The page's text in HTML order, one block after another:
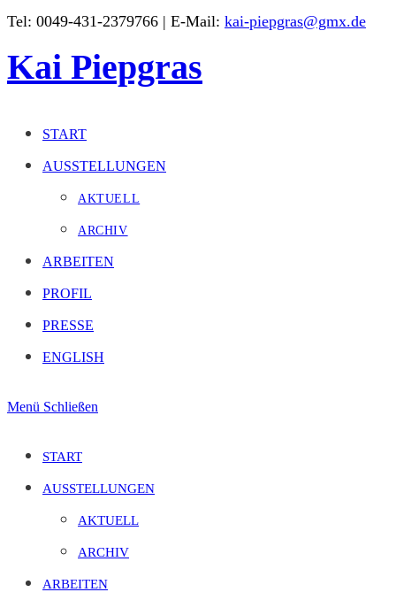
Zum
Inhalt
springen
Tel: 0049-431-2379766 | E-Mail: kai-piepgras@gmx.de
Kai Piepgras
START
AUSSTELLUNGEN
AKTUELL
ARCHIV
ARBEITEN
PROFIL
PRESSE
ENGLISH
Menü Schließen
START
AUSSTELLUNGEN
AKTUELL
ARCHIV
ARBEITEN